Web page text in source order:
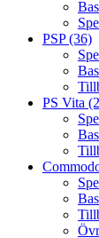
PSP(36)
PS Vita